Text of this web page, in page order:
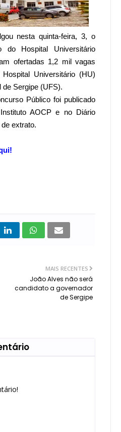
nesta quinta-feira, 3, o
do Hospital Universitário
ofertadas 1,2 mil vagas
Universitário (HU)
de Sergipe (UFS).
Público foi publicado
AOCP e no Diário
extrato.
MAIS RECENTES
João Alves não será
candidato a governador
de Sergipe